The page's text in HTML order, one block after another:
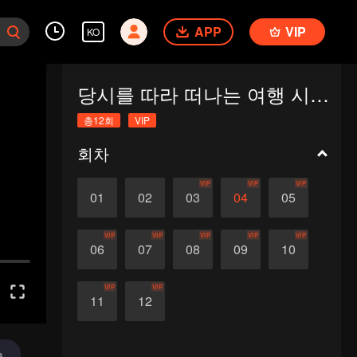
KO APP VIP
당시를 따라 떠나는 여행 시즌1 : 시성과 짝이 되기
총12회 VIP
회차
01 02 03
VIP
04
VIP
05
VIP
06
VIP
07
VIP
08
VIP
09
VIP
10
VIP
11
VIP
12
VIP